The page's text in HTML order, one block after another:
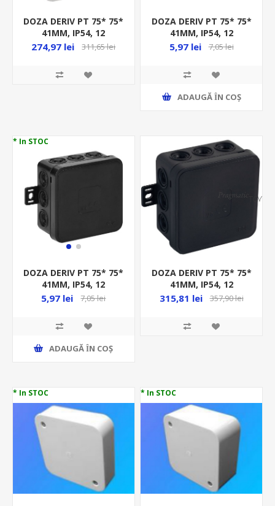
DOZA DERIV PT 75* 75*
41MM, IP54, 12
INTRARI, ALB, ( 66 BUC
274,97 lei 311,65 lei
DOZA DERIV PT 75* 75*
41MM, IP54, 12
INTRARI, ALB, LA
5,97 lei 7,05 lei
ADAUGĂ ȊN COŞ
* In STOC
DOZA DERIV PT 75* 75*
41MM, IP54, 12
INTRARI, NEGRU,
5,97 lei 7,05 lei
ADAUGĂ ȊN COŞ
DOZA DERIV PT 75* 75*
41MM, IP54, 12
INTRARI, NEGRU, ( 66
315,81 lei 357,90 lei
* In STOC * In STOC